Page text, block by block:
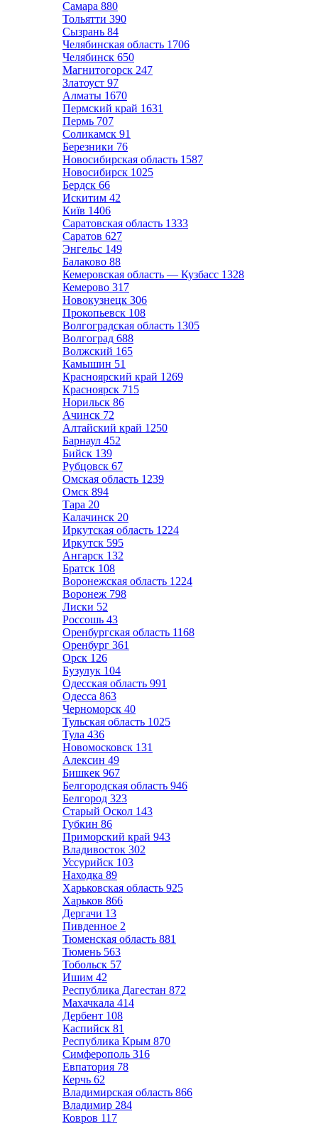
Самара 880
Тольятти 390
Сызрань 84
Челябинская область 1706
Челябинск 650
Магнитогорск 247
Златоуст 97
Алматы 1670
Пермский край 1631
Пермь 707
Соликамск 91
Березники 76
Новосибирская область 1587
Новосибирск 1025
Бердск 66
Искитим 42
Київ 1406
Саратовская область 1333
Саратов 627
Энгельс 149
Балаково 88
Кемеровская область — Кузбасс 1328
Кемерово 317
Новокузнецк 306
Прокопьевск 108
Волгоградская область 1305
Волгоград 688
Волжский 165
Камышин 51
Красноярский край 1269
Красноярск 715
Норильск 86
Ачинск 72
Алтайский край 1250
Барнаул 452
Бийск 139
Рубцовск 67
Омская область 1239
Омск 894
Тара 20
Калачинск 20
Иркутская область 1224
Иркутск 595
Ангарск 132
Братск 108
Воронежская область 1224
Воронеж 798
Лиски 52
Россошь 43
Оренбургская область 1168
Оренбург 361
Орск 126
Бузулук 104
Одесская область 991
Одесса 863
Черноморск 40
Тульская область 1025
Тула 436
Новомосковск 131
Алексин 49
Бишкек 967
Белгородская область 946
Белгород 323
Старый Оскол 143
Губкин 86
Приморский край 943
Владивосток 302
Уссурийск 103
Находка 89
Харьковская область 925
Харьков 866
Дергачи 13
Пивденное 2
Тюменская область 881
Тюмень 563
Тобольск 57
Ишим 42
Республика Дагестан 872
Махачкала 414
Дербент 108
Каспийск 81
Республика Крым 870
Симферополь 316
Евпатория 78
Керчь 62
Владимирская область 866
Владимир 284
Ковров 117